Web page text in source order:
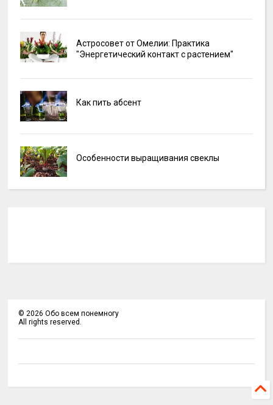
Астросовет от Омелии: Практика
"Энергетический контакт с растением"
Как пить абсент
Особенности выращивания свеклы
©2026 Обо всем понемногу
All rights reserved.